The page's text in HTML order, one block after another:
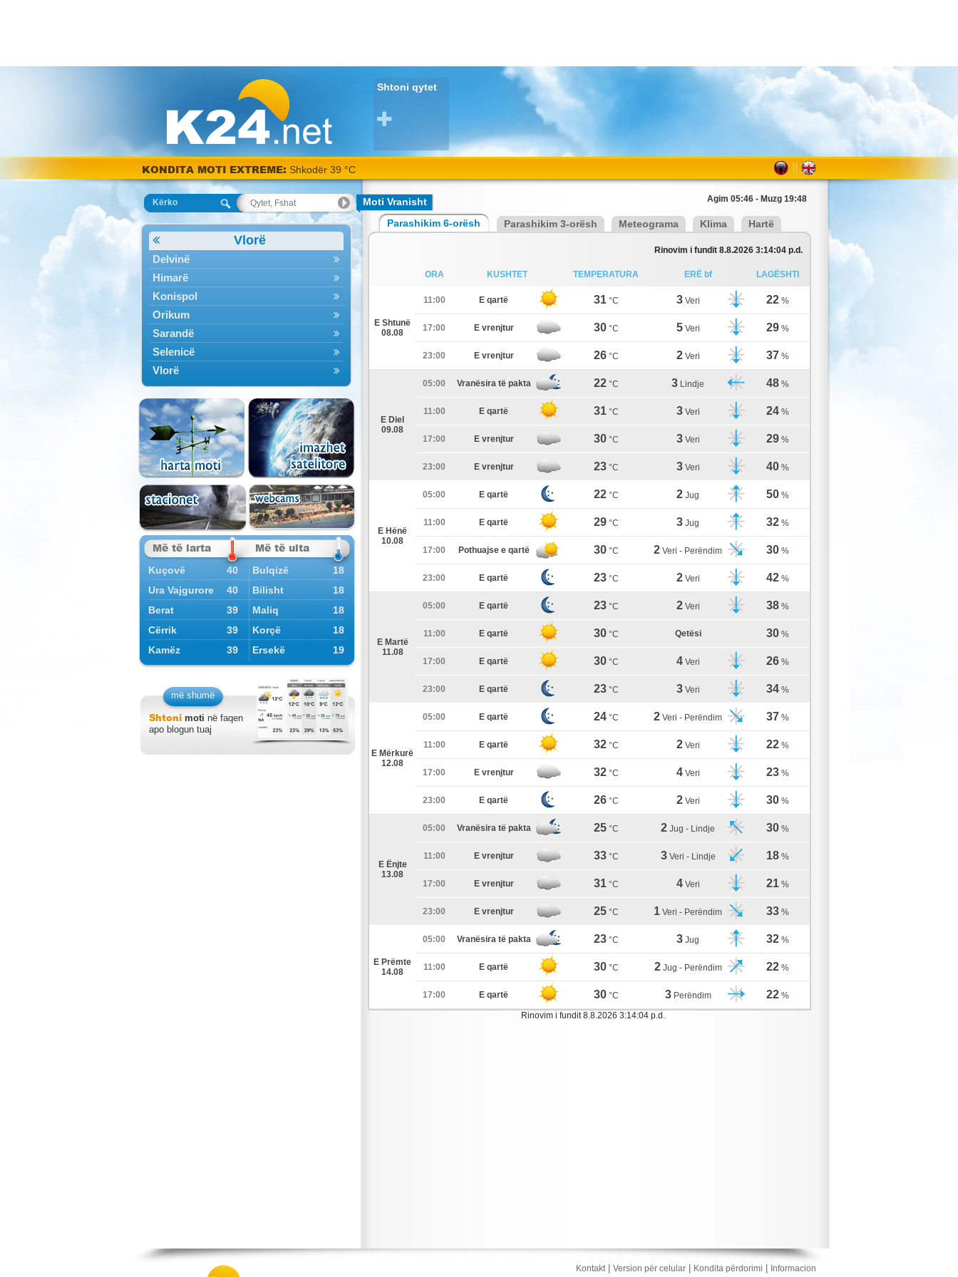
Shtoni qytet
KONDITA MOTI EXTREME: Shkodër 39 °C
Kërko
Vlorë
Delvinë
Himarë
Konispol
Orikum
Sarandë
Selenicë
Vlorë
Më të larta Më të ulta
Kuçovë 40 Bulqizë
18
Ura Vajgurore
40 Bilisht
18
Berat
39 Maliq
18
Cërrik
39 Korçë
18
Kamëz
39 Ersekë 19
më shumë
Shtoni moti në faqen
apo blogun tuaj
Moti Vranisht Agim 05:46 - Muzg 19:48
Parashikim 6-orësh Parashikim 3-orësh Meteograma Klima Hartë
Rinovim i fundit 8.8.2026 3:14:04 p.d.
ORA KUSHTET TEMPERATURA ERË bf LAGËSHTI
E Shtunë
08.08
11:00 E qartë 31 °C 3 Veri 22 %
17:00 E vrenjtur 30 °C 5 Veri 29 %
23:00 E vrenjtur 26 °C 2 Veri 37 %
E Diel
09.08
05:00 Vranësira të pakta 22 °C 3 Lindje 48 %
11:00 E qartë 31 °C 3 Veri 24 %
17:00 E vrenjtur 30 °C 3 Veri 29 %
23:00 E vrenjtur 23 °C 3 Veri 40 %
E Hënë
10.08
05:00 E qartë 22 °C 2 Jug 50 %
11:00 E qartë 29 °C 3 Jug 32 %
17:00 Pothuajse e qartë 30 °C 2 Veri - Perëndim 30 %
23:00 E qartë 23 °C 2 Veri 42 %
E Martë
11.08
05:00 E qartë 23 °C 2 Veri 38 %
11:00 E qartë 30 °C Qetësi 30 %
17:00 E qartë 30 °C 4 Veri 26 %
23:00 E qartë 23 °C 3 Veri 34 %
E Mërkurë
12.08
05:00 E qartë 24 °C 2 Veri - Perëndim 37 %
11:00 E qartë 32 °C 2 Veri 22 %
17:00 E vrenjtur 32 °C 4 Veri 23 %
23:00 E qartë 26 °C 2 Veri 30 %
E Ënjte
13.08
05:00 Vranësira të pakta 25 °C 2 Jug - Lindje 30 %
11:00 E vrenjtur 33 °C 3 Veri - Lindje 18 %
17:00 E vrenjtur 31 °C 4 Veri 21 %
23:00 E vrenjtur 25 °C 1 Veri - Perëndim 33 %
E Prëmte
14.08
05:00 Vranësira të pakta 23 °C 3 Jug 32 %
11:00 E qartë 30 °C 2 Jug - Perëndim 22 %
17:00 E qartë 30 °C 3 Perëndim 22 %
Rinovim i fundit 8.8.2026 3:14:04 p.d.
Kontakt| Version për celular Kondita përdorimi Informacion